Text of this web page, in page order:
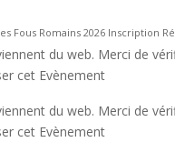
Fous Romains 2026 Inscription
du web. Merci de
cet Evènement
du web. Merci de
cet Evènement